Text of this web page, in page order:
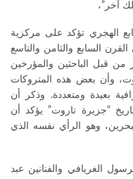
آخر”،
الهجري تؤكد على مركزية
السابع والثامن والتاسع
من قبل الباحثين والمؤرخين
وأن بعض هذه المتروكات
بعيدة ومتعددة. وذكر أن
“جزيرة تاروت” يؤكد أن
وهو الرأي نفسه الذي
الغريافي والفنانين عبد